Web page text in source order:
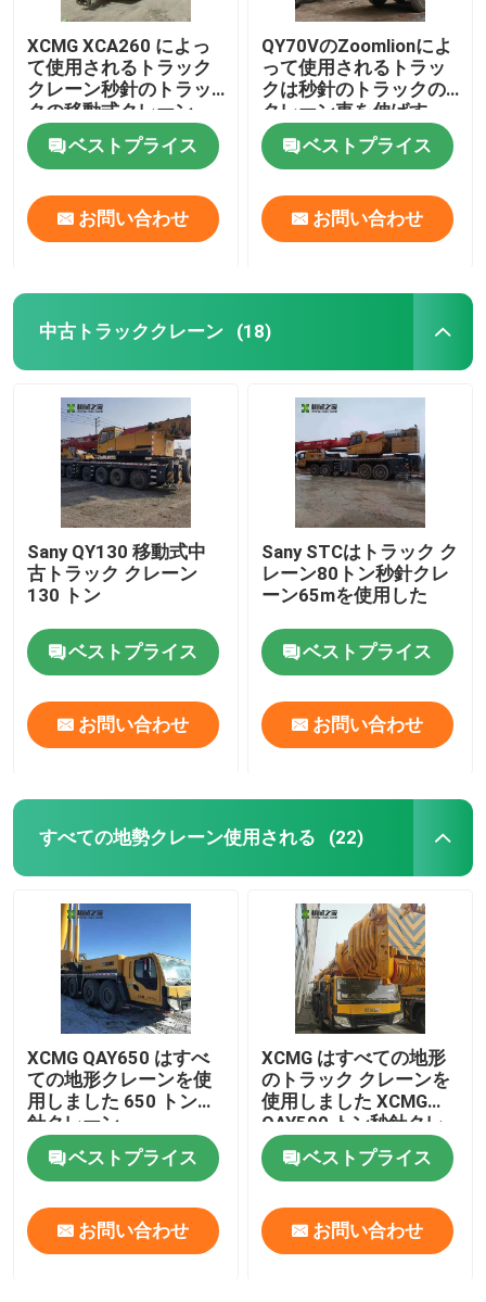
XCMG XCA260 によっ
て使用されるトラック
クレーン秒針のトラッ
クの移動式クレーン
260ton
ベストプライス
お問い合わせ
QY70VのZoomlionによ
って使用されるトラッ
クは秒針のトラックの
クレーン車を伸ばす
ベストプライス
お問い合わせ
中古トラッククレーン (18)
Sany QY130 移動式中
古トラック クレーン
130 トン
ベストプライス
お問い合わせ
Sany STCはトラック ク
レーン80トン秒針クレ
ーン65mを使用した
ベストプライス
お問い合わせ
すべての地勢クレーン使用される (22)
XCMG QAY650 はすべ
ての地形クレーンを使
用しました 650 トン秒
針クレーン
ベストプライス
お問い合わせ
XCMG はすべての地形
のトラック クレーンを
使用しました XCMG
QAY500 トン秒針クレ
ーン
ベストプライス
お問い合わせ